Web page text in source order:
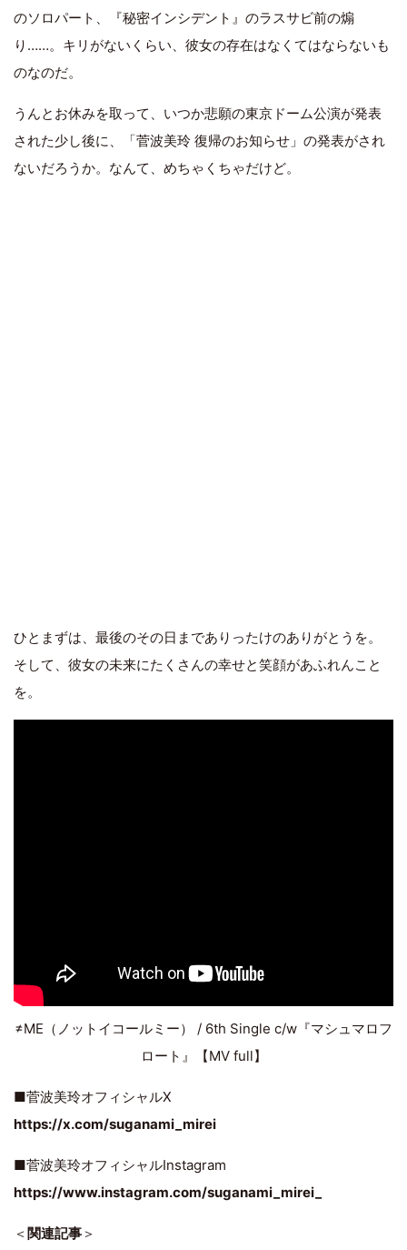
のソロパート、『秘密インシデント』のラスサビ前の煽
り……。キリがないくらい、彼女の存在はなくてはならないも
のなのだ。
うんとお休みを取って、いつか悲願の東京ドーム公演が発表
された少し後に、「菅波美玲 復帰のお知らせ」の発表がされ
ないだろうか。なんて、めちゃくちゃだけど。
ひとまずは、最後のその日までありったけのありがとうを。
そして、彼女の未来にたくさんの幸せと笑顔があふれんこと
を。
≠ME（ノットイコールミー） / 6th Single c/w『マシュマロフ
ロート』【MV full】
■菅波美玲オフィシャルX
https://x.com/suganami_mirei
■菅波美玲オフィシャルInstagram
https://www.instagram.com/suganami_mirei_
＜関連記事＞